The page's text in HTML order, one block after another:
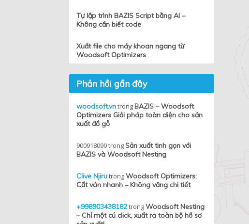
Tự lập trình BAZIS Script bằng AI –
Không cần biết code
Xuất file cho máy khoan ngang từ
Woodsoft Optimizers
Phản hồi gần đây
woodsoft.vntrongBAZIS – Woodsoft
Optimizers Giải pháp toàn diện cho sản
xuất đồ gỗ
900918090trongSản xuất tinh gọn với
BAZIS và Woodsoft Nesting
Clive NjirutrongWoodsoft Optimizers:
Cắt ván nhanh – Không văng chi tiết
+998903438182trongWoodsoft Nesting
– Chỉ một cú click, xuất ra toàn bộ hồ sơ